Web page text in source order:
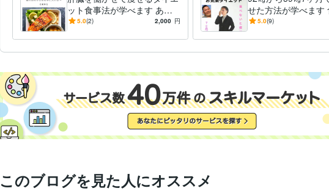
ット食事法が学べます あな
たの疲労の原因は「肝臓の悲
5.0(2) 2,000 円
せた方法が学べます
いと痩せない！痩せ
5.0(9)
このブログを見た人にオススメ